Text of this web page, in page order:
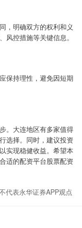
，明确双方的权利和义
控措施等关键信息。
保持理性，避免因短期
。大连地区有多家值得
选择。同时，建议投资
实现稳健收益。希望本
适的配资平台股票配资
代表永华证券APP观点